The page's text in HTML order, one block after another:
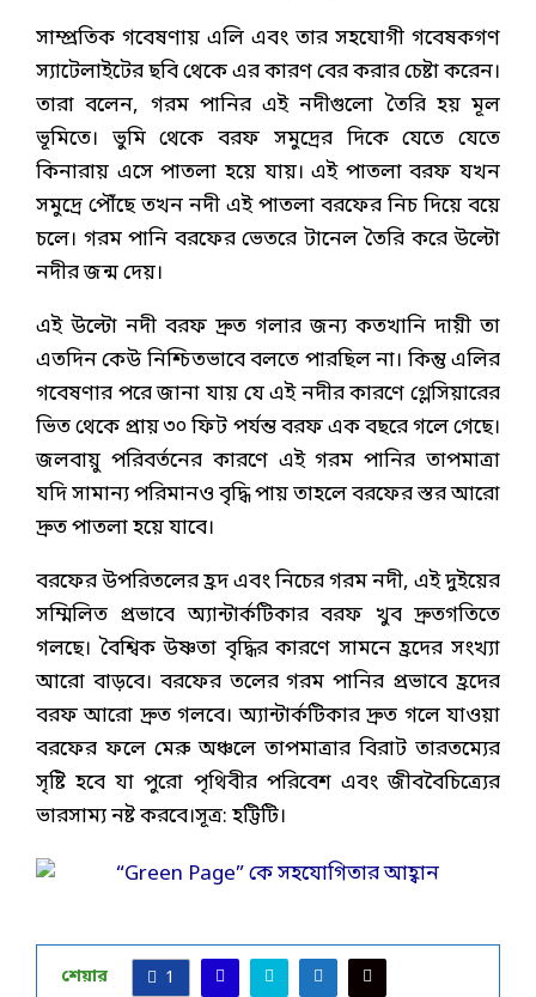
সাম্প্রতিক গবেষণায় এলি এবং তার সহযোগী গবেষকগণ
স্যাটেলাইটের ছবি থেকে এর কারণ বের করার চেষ্টা করেন।
তারা বলেন, গরম পানির এই নদীগুলো তৈরি হয় মূল
ভূমিতে। ভুমি থেকে বরফ সমুদ্রের দিকে যেতে যেতে
কিনারায় এসে পাতলা হয়ে যায়। এই পাতলা বরফ যখন
সমুদ্রে পৌঁছে তখন নদী এই পাতলা বরফের নিচ দিয়ে বয়ে
চলে। গরম পানি বরফের ভেতরে টানেল তৈরি করে উল্টো
নদীর জন্ম দেয়।
এই উল্টো নদী বরফ দ্রুত গলার জন্য কতখানি দায়ী তা
এতদিন কেউ নিশ্চিতভাবে বলতে পারছিল না। কিন্তু এলির
গবেষণার পরে জানা যায় যে এই নদীর কারণে গ্লেসিয়ারের
ভিত থেকে প্রায় ৩০ ফিট পর্যন্ত বরফ এক বছরে গলে গেছে।
জলবায়ু পরিবর্তনের কারণে এই গরম পানির তাপমাত্রা
যদি সামান্য পরিমানও বৃদ্ধি পায় তাহলে বরফের স্তর আরো
দ্রুত পাতলা হয়ে যাবে।
বরফের উপরিতলের হ্রদ এবং নিচের গরম নদী, এই দুইয়ের
সম্মিলিত প্রভাবে অ্যান্টার্কটিকার বরফ খুব দ্রুতগতিতে
গলছে। বৈশ্বিক উষ্ণতা বৃদ্ধির কারণে সামনে হ্রদের সংখ্যা
আরো বাড়বে। বরফের তলের গরম পানির প্রভাবে হ্রদের
বরফ আরো দ্রুত গলবে। অ্যান্টার্কটিকার দ্রুত গলে যাওয়া
বরফের ফলে মেরু অঞ্চলে তাপমাত্রার বিরাট তারতম্যের
সৃষ্টি হবে যা পুরো পৃথিবীর পরিবেশ এবং জীববৈচিত্র্যের
ভারসাম্য নষ্ট করবে।সূত্র: হট্টিটি।
শেয়ার 1